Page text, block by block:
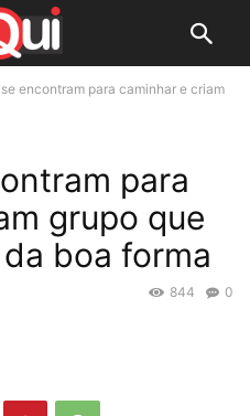
encontram para caminhar e criam
para
grupo que
boa forma
0
844